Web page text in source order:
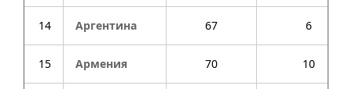
14 Аргентина 67 6
15 Армения 70 10